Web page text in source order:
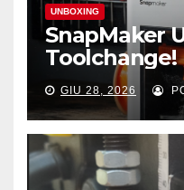
UNBOXING
SnapMaker
Toolchange!
GIU 28, 2026